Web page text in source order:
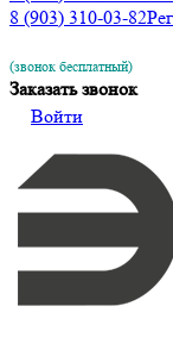
8 (903) 310-03-82
(звонок бесплатный)
Заказать звонок
Войти